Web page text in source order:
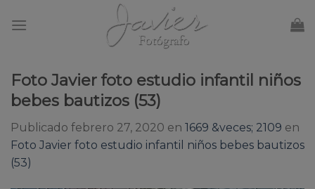
Foto Javier foto estudio infantil niños
bebes bautizos (53)
Publicado febrero 27, 2020 en 1669 &veces; 2109 en
Foto Javier foto estudio infantil niños bebes bautizos
(53)